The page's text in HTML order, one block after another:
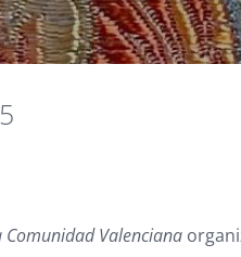
Comunidad Valenciana